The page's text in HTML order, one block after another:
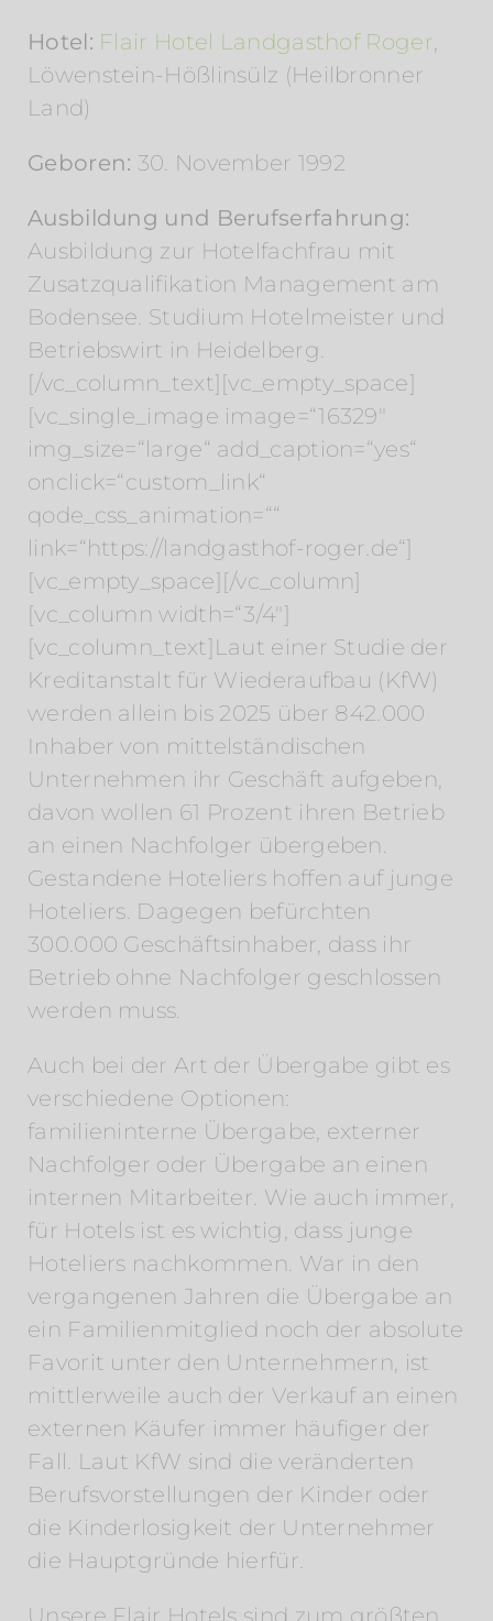
Hotel: Flair Hotel Landgasthof Roger,
Löwenstein-Hößlinsülz (Heilbronner
Land)
Geboren: 30. November 1992
Ausbildung und Berufserfahrung:
Ausbildung zur Hotelfachfrau mit
Zusatzqualifikation Management am
Bodensee. Studium Hotelmeister und
Betriebswirt in Heidelberg.
[/vc_column_text][vc_empty_space]
[vc_single_image image=“16329″
img_size=“large“ add_caption=“yes“
onclick=“custom_link“
qode_css_animation=““
link=“https://landgasthof-roger.de“]
[vc_empty_space][/vc_column]
[vc_column width=“3/4″]
[vc_column_text]Laut einer Studie der
Kreditanstalt für Wiederaufbau (KfW)
werden allein bis 2025 über 842.000
Inhaber von mittelständischen
Unternehmen ihr Geschäft aufgeben,
davon wollen 61 Prozent ihren Betrieb
an einen Nachfolger übergeben.
Gestandene Hoteliers hoffen auf junge
Hoteliers. Dagegen befürchten
300.000 Geschäftsinhaber, dass ihr
Betrieb ohne Nachfolger geschlossen
werden muss.
Auch bei der Art der Übergabe gibt es
verschiedene Optionen:
familieninterne Übergabe, externer
Nachfolger oder Übergabe an einen
internen Mitarbeiter. Wie auch immer,
für Hotels ist es wichtig, dass junge
Hoteliers nachkommen. War in den
vergangenen Jahren die Übergabe an
ein Familienmitglied noch der absolute
Favorit unter den Unternehmern, ist
mittlerweile auch der Verkauf an einen
externen Käufer immer häufiger der
Fall. Laut KfW sind die veränderten
Berufsvorstellungen der Kinder oder
die Kinderlosigkeit der Unternehmer
die Hauptgründe hierfür.